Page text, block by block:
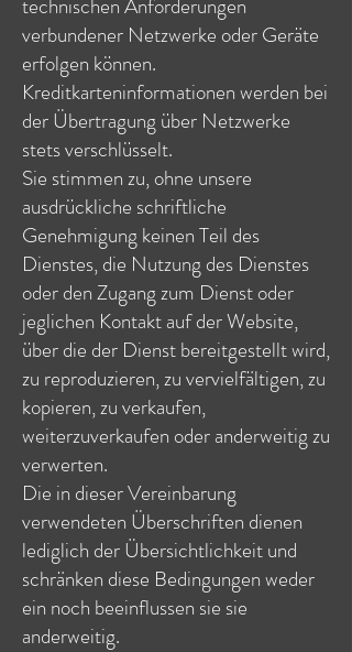
verbundener Netzwerke oder Geräte
erfolgen können.
Kreditkarteninformationen werden bei
der Übertragung über Netzwerke
stets verschlüsselt.
Sie stimmen zu, ohne unsere
ausdrückliche schriftliche
Genehmigung keinen Teil des
Dienstes, die Nutzung des Dienstes
oder den Zugang zum Dienst oder
jeglichen Kontakt auf der Website,
über die der Dienst bereitgestellt wird,
zu reproduzieren, zu vervielfältigen, zu
kopieren, zu verkaufen,
weiterzuverkaufen oder anderweitig zu
verwerten.
Die in dieser Vereinbarung
verwendeten Überschriften dienen
lediglich der Übersichtlichkeit und
schränken diese Bedingungen weder
ein noch beeinflussen sie sie
anderweitig.